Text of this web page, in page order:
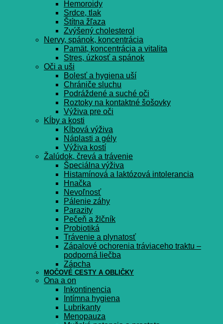
Hemoroidy
Srdce, tlak
Štítna žľaza
Zvýšený cholesterol
Nervy, spánok, koncentrácia
Pamät, koncentrácia a vitalita
Stres, úzkosť a spánok
Oči a uši
Bolesť a hygiena uší
Chrániče sluchu
Podráždené a suché oči
Roztoky na kontaktné šošovky
Výživa pre oči
Kĺby a kosti
Kĺbová výživa
Náplasti a gély
Výživa kostí
Žalúdok, črevá a trávenie
Špeciálna výživa
Histamínová a laktózová intolerancia
Hnačka
Nevoľnosť
Pálenie záhy
Parazity
Pečeň a žlčník
Probiotiká
Trávenie a plynatosť
Zápalové ochorenia tráviaceho traktu –
podporná liečba
Zápcha
MOČOVÉ CESTY A OBLIČKY
Ona a on
Inkontinencia
Intímna hygiena
Lubrikanty
Menopauza